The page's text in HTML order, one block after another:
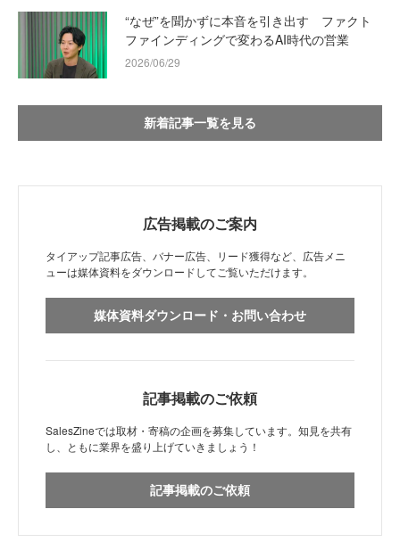
“なぜ”を聞かずに本音を引き出す ファクト
ファインディングで変わるAI時代の営業
2026/06/29
新着記事一覧を見る
広告掲載のご案内
タイアップ記事広告、バナー広告、リード獲得など、広告メニ
ューは媒体資料をダウンロードしてご覧いただけます。
媒体資料ダウンロード・お問い合わせ
記事掲載のご依頼
SalesZineでは取材・寄稿の企画を募集しています。知見を共有
し、ともに業界を盛り上げていきましょう！
記事掲載のご依頼